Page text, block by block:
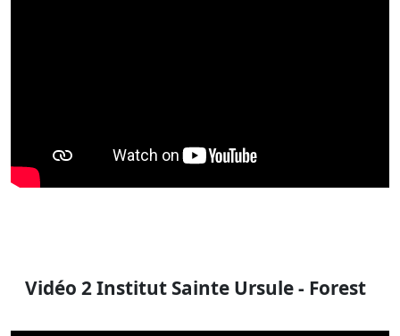
Vidéo 2 Institut Sainte Ursule - Forest